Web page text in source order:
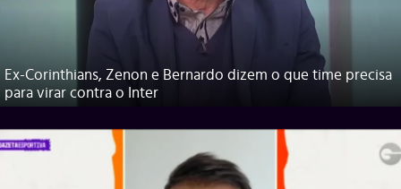
Ex-Corinthians, Zenon e Bernardo dizem o que time precisa
para virar contra o Inter